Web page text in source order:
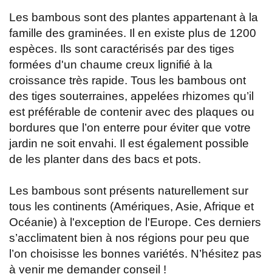
Les bambous sont des plantes appartenant à la
famille des graminées. Il en existe plus de 1200
espèces. Ils sont caractérisés par des tiges
formées d'un chaume creux lignifié à la
croissance très rapide. Tous les bambous ont
des tiges souterraines, appelées rhizomes qu’il
est préférable de contenir avec des plaques ou
bordures que l’on enterre pour éviter que votre
jardin ne soit envahi. Il est également possible
de les planter dans des bacs et pots.
Les bambous sont présents naturellement sur
tous les continents (Amériques, Asie, Afrique et
Océanie) à l'exception de l'Europe. Ces derniers
s’acclimatent bien à nos régions pour peu que
l’on choisisse les bonnes variétés. N’hésitez pas
à venir me demander conseil !